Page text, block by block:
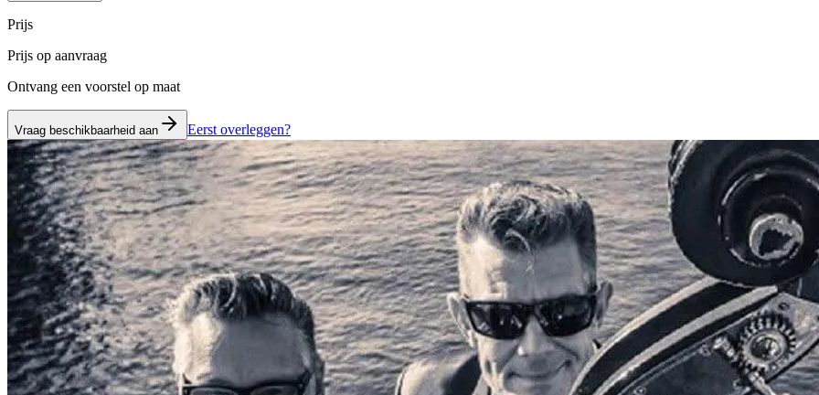
Prijs
Prijs op aanvraag
Ontvang een voorstel op maat
Vraag beschikbaarheid aan Eerst overleggen?